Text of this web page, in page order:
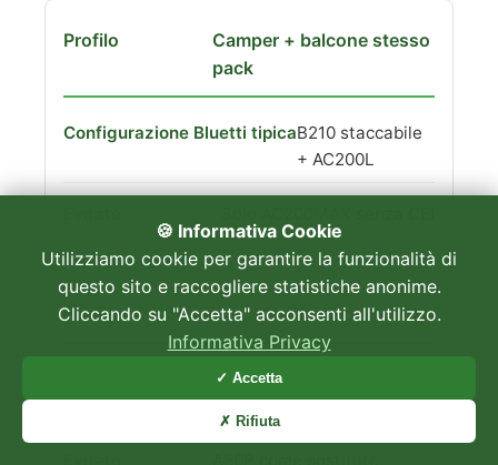
Camper + balcone stesso
pack
B210 staccabile
+ AC200L
Domestico alto kWh
(fino 12,3 kWh)
🍪 Informativa Cookie
Utilizziamo cookie per garantire la funzionalità di
questo sito e raccogliere statistiche anonime.
Cliccando su "Accetta" acconsenti all'utilizzo.
Informativa Privacy
✓ Accetta
✗ Rifiuta